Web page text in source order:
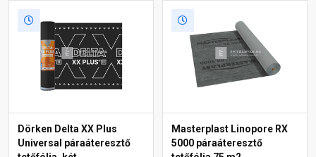
Dörken Delta XX Plus
Universal páraáteresztő
Masterplast Linopore RX
5000 páraáteresztő